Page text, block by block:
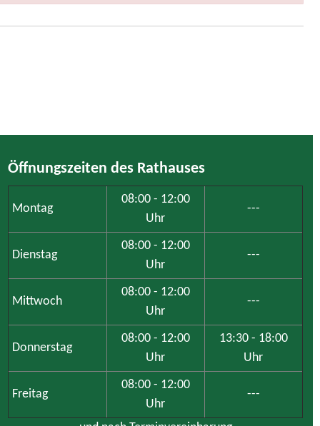
Öffnungszeiten des Rathauses
Montag
08:00 - 12:00
Uhr
---
Dienstag
08:00 - 12:00
Uhr
---
Mittwoch
08:00 - 12:00
Uhr
---
Donnerstag
08:00 - 12:00
Uhr
13:30 - 18:00
Uhr
Freitag
08:00 - 12:00
Uhr
---